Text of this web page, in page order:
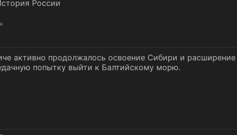
России
активно продолжалось освоение Сибири и
попытку выйти к Балтийскому морю.